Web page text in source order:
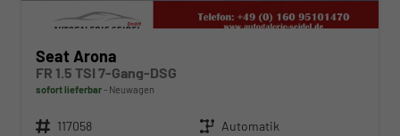
Seat Arona
FR 1.5 TSI 7-Gang-DSG
sofort lieferbar Neuwagen
Fahrzeugnr. 117058 Getriebe Automatik